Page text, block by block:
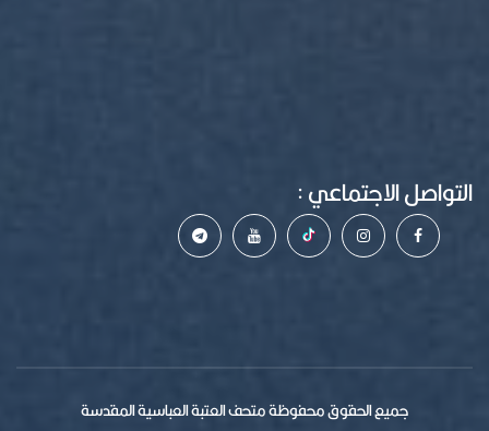
التواصل الاجتماعي :
جميع الحقوق محفوظة متحف العتبة العباسية المقدسة